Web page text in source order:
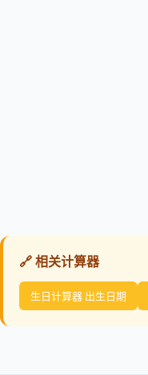
🔗 相关计算器
生日计算器 出生日期